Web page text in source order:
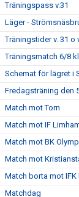
Träningspass v.31
Läger -
Träningstider v. 31 o
Träningsmatch 6/8
Schemat för lägret i
Fredagsträning den
Match mot Torn
Match mot IF
Match mot BK
Match mot
Match borta mot IFK
Matchdag